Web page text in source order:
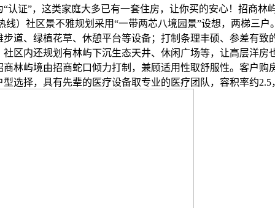
“认证”，这类家庭大多已有一套住房，让你买的安心！招商林
线）社区景不雅规划采用“一带两芯八境园景”设想，两梯三户
步道、绿植花草、休憩平台等设备；打制条理丰硕、参差有致
社区内还规划有林屿下沉生态天井、休闲广场等，让高层洋房
商林屿境由招商蛇口倾力打制，兼顾适用性取舒服性。客户购
型选择，具有先辈的医疗设备取专业的医疗团队，容积率约2.5